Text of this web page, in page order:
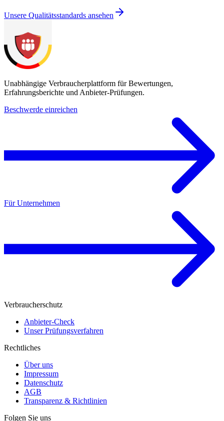
Unsere Qualitätsstandards ansehen
Unabhängige Verbraucherplattform für Bewertungen,
Erfahrungsberichte und Anbieter-Prüfungen.
Beschwerde einreichen
Für Unternehmen
Verbraucherschutz
Anbieter-Check
Unser Prüfungsverfahren
Rechtliches
Über uns
Impressum
Datenschutz
AGB
Transparenz & Richtlinien
Folgen Sie uns